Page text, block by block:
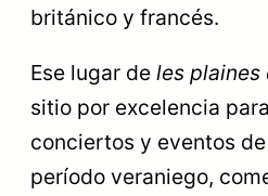
británico y francés.
Ese lugar de les plaines
sitio por excelencia
conciertos y eventos
período veraniego,